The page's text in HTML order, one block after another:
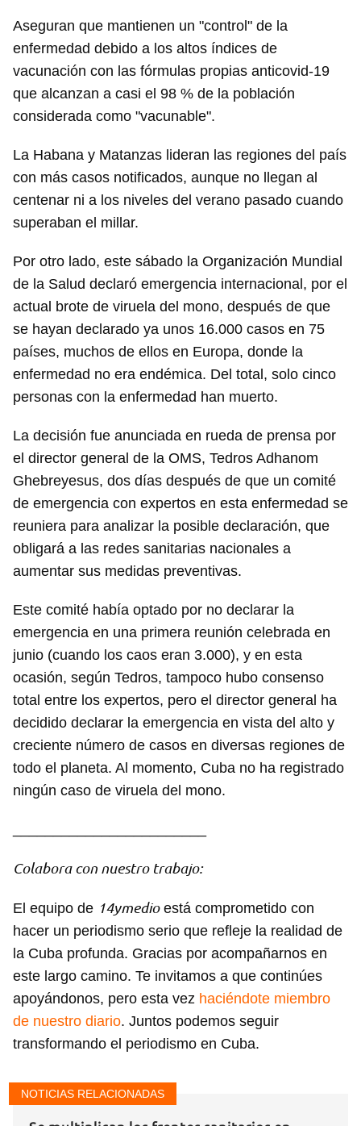
Aseguran que mantienen un "control" de la
enfermedad debido a los altos índices de
vacunación con las fórmulas propias anticovid-19
que alcanzan a casi el 98 % de la población
considerada como "vacunable".
La Habana y Matanzas lideran las regiones del país
con más casos notificados, aunque no llegan al
centenar ni a los niveles del verano pasado cuando
superaban el millar.
Por otro lado, este sábado la Organización Mundial
de la Salud declaró emergencia internacional, por el
actual brote de viruela del mono, después de que
se hayan declarado ya unos 16.000 casos en 75
países, muchos de ellos en Europa, donde la
enfermedad no era endémica. Del total, solo cinco
personas con la enfermedad han muerto.
La decisión fue anunciada en rueda de prensa por
el director general de la OMS, Tedros Adhanom
Ghebreyesus, dos días después de que un comité
de emergencia con expertos en esta enfermedad se
reuniera para analizar la posible declaración, que
obligará a las redes sanitarias nacionales a
aumentar sus medidas preventivas.
Este comité había optado por no declarar la
emergencia en una primera reunión celebrada en
junio (cuando los caos eran 3.000), y en esta
ocasión, según Tedros, tampoco hubo consenso
total entre los expertos, pero el director general ha
decidido declarar la emergencia en vista del alto y
creciente número de casos en diversas regiones de
todo el planeta. Al momento, Cuba no ha registrado
ningún caso de viruela del mono.
Colabora con nuestro trabajo:
El equipo de 14ymedioestá comprometido con
hacer un periodismo serio que refleje la realidad de
la Cuba profunda. Gracias por acompañarnos en
este largo camino. Te invitamos a que continúes
apoyándonos, pero esta vez haciéndote miembro
de nuestro diario. Juntos podemos seguir
transformando el periodismo en Cuba.
NOTICIAS RELACIONADAS